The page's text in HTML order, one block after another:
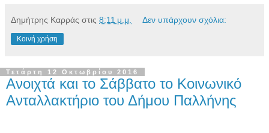
Δημήτρης Καρράς στις 8:11 μ.μ. Δεν υπάρχουν σχόλια:
Κοινή χρήση
Τετάρτη 12 Οκτωβρίου 2016
Ανοιχτά και το Σάββατο το Κοινωνικό
Ανταλλακτήριο του Δήμου Παλλήνης